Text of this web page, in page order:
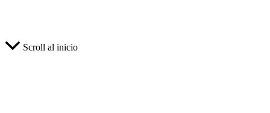
Scroll al inicio